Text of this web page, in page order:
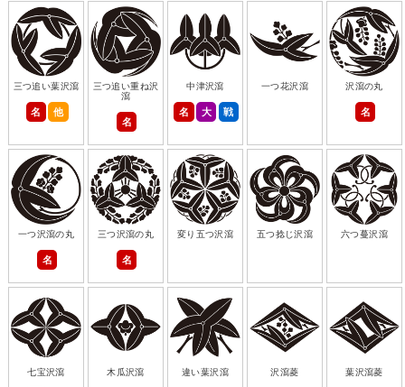
三つ追い葉沢瀉
名 他
三つ追い重ね沢
瀉
名
中津沢瀉
名 大 戦
一つ花沢瀉 沢瀉の丸
名
一つ沢瀉の丸
名
三つ沢瀉の丸
名
変り五つ沢瀉 五つ捻じ沢瀉 六つ蔓沢瀉
七宝沢瀉 木瓜沢瀉 違い葉沢瀉 沢瀉菱 葉沢瀉菱